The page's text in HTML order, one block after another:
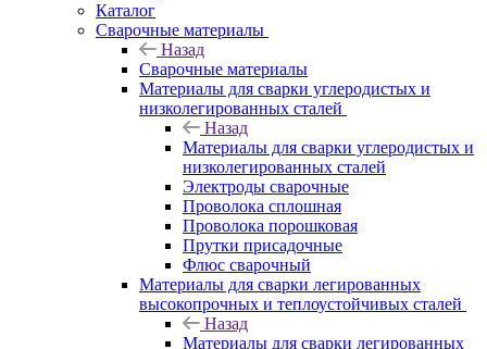
Каталог
Сварочные материалы
Назад
Сварочные материалы
Материалы для сварки углеродистых и
низколегированных сталей
Назад
Материалы для сварки углеродистых и
низколегированных сталей
Электроды сварочные
Проволока сплошная
Проволока порошковая
Прутки присадочные
Флюс сварочный
Материалы для сварки легированных
высокопрочных и теплоустойчивых сталей
Назад
Материалы для сварки легированных